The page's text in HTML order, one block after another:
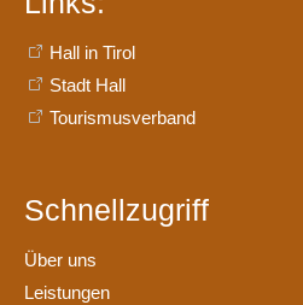
Hall in Tirol
Stadt Hall
Tourismusverband
Schnellzugriff
Über uns
Leistungen